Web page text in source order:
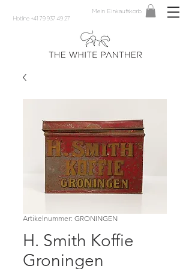
Hotline +41 79 937 49 27
Mein Einkaufskorb
Artikelnummer: GRONINGEN
H. Smith Koffie
Groningen